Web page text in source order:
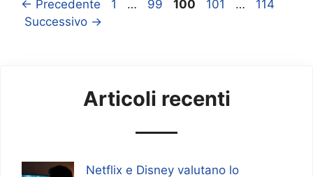
← Precedente Pagina
1 … Pagina
99 Pagina
100 Pagina
101 … Pagina
114
Successivo →
Articoli recenti
Netflix e Disney valutano lo